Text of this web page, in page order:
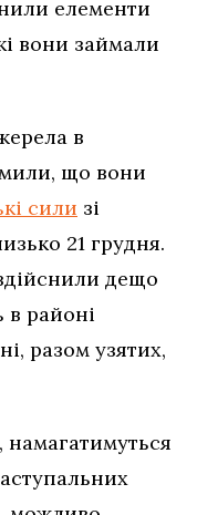
елементи
вони займали
в
що вони
сили зі
21 грудня.
дещо
районі
разом узятих,
намагатимуться